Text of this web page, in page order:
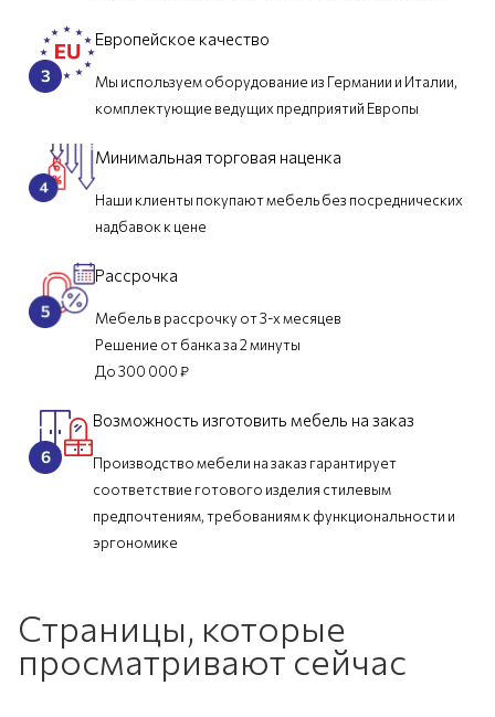
Европейское качество
Мы используем оборудование из Германии и Италии,
комплектующие ведущих предприятий Европы
Минимальная торговая наценка
Наши клиенты покупают мебель без посреднических
надбавок к цене
Рассрочка
Мебель в рассрочку от 3-х месяцев
Решение от банка за 2 минуты
До 300 000 ₽
Возможность изготовить мебель на заказ
Производство мебели на заказ гарантирует
соответствие готового изделия стилевым
предпочтениям, требованиям к функциональности и
эргономике
Страницы, которые
просматривают сейчас